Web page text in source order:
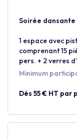
Soirée dansante
1 espace avec
comprenant 15
pers. + 2 verres
Minimum
Dès 55 € HT par